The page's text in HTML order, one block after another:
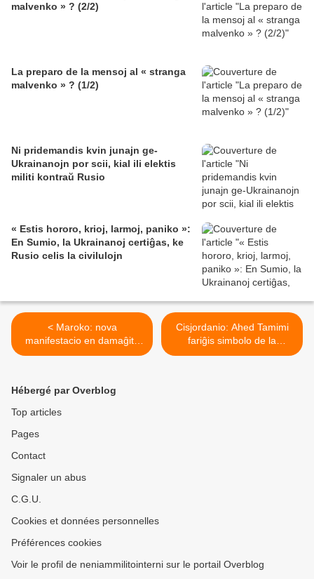
malvenko » ? (2/2)
La preparo de la mensoj al « stranga
malvenko » ? (1/2)
Ni pridemandis kvin junajn ge-
Ukrainanojn por scii, kial ili elektis
militi kontraŭ Rusio
« Estis hororo, krioj, larmoj, paniko »:
En Sumio, la Ukrainanoj certiĝas, ke
Rusio celis la civilulojn
< Maroko: nova
manifestacio en damaĝita
eks-mina urbo
Cisjordanio: Ahed Tamimi
fariĝis simbolo de la
palestina kaŭzo >
Hébergé par Overblog
Top articles
Pages
Contact
Signaler un abus
C.G.U.
Cookies et données personnelles
Préférences cookies
Voir le profil de neniammilitointerni sur le portail Overblog